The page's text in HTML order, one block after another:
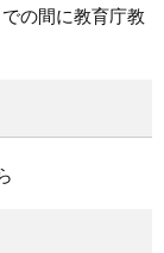
の間に教育庁教